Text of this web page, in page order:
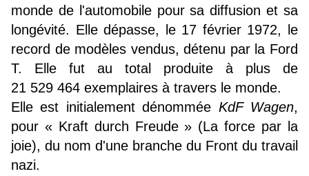
monde de l'automobile pour sa diffusion et sa
longévité. Elle dépasse, le 17 février 1972, le
record de modèles vendus, détenu par la Ford
T. Elle fut au total produite à plus de
21 529 464 exemplaires à travers le monde.
Elle est initialement dénommée KdF Wagen,
pour « Kraft durch Freude» (La force par la
joie), du nom d'une branche du Front du travail
nazi.